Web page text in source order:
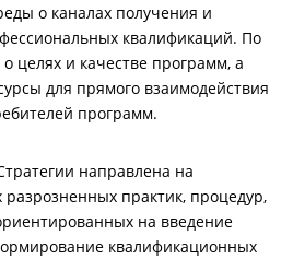
о каналах получения и
квалификаций. По
целях и качестве программ, а
для прямого взаимодействия
программ.
направлена на
практик, процедур,
на введение
квалификационных